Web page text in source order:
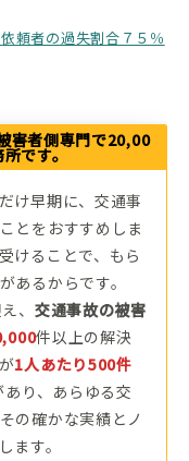
頼者の過失割合７５％
害者側専門で20,00
です。
け早期に、交通事
とをおすすめしま
けることで、もら
あるからです。
、 交通事故の被害
件以上の解決
1人あたり500件
あり、あらゆる交
の確かな実績とノ
ます。